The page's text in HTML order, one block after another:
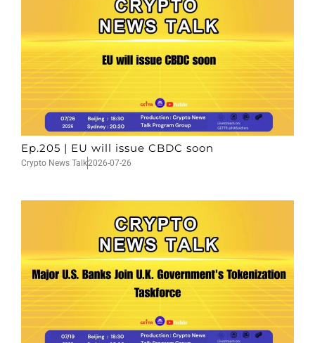
Ep.205 | EU will issue CBDC soon
Crypto News Talk2026-07-26